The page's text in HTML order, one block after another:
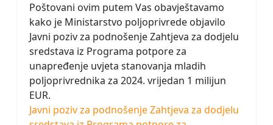
Poštovani ovim putem Vas obavještavamo
kako je Ministarstvo poljoprivrede objavilo
Javni poziv za podnošenje Zahtjeva za dodjelu
sredstava iz Programa potpore za
unapređenje uvjeta stanovanja mladih
poljoprivrednika za 2024. vrijedan 1 milijun
EUR.
Javni poziv za podnošenje Zahtjeva za dodjelu